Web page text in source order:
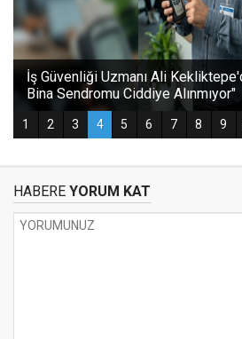
HABERE YORUM KAT